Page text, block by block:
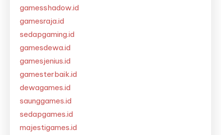
gamesshadow.id
gamesraja.id
sedapgaming.id
gamesdewa.id
gamesjenius.id
gamesterbaik.id
dewagames.id
saunggames.id
sedapgames.id
majestigames.id